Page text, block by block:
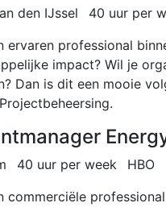
den IJssel 40 uur per
ervaren professional
impact? Wil je
Dan is dit een mooie
40 uur per week HBO
commerciële